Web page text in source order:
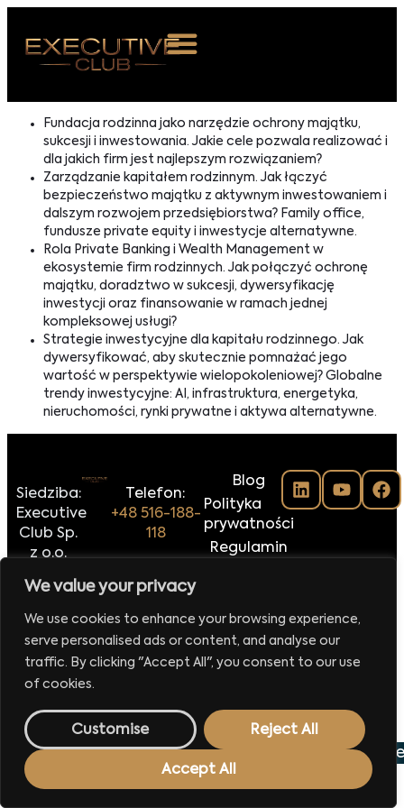
We value your privacy
We use cookies to enhance your browsing experience,
serve personalised ads or content, and analyse our
traffic. By clicking "Accept All", you consent to our use
of cookies.
Customise Reject All
Accept All
NAS
ROOM
DO NAS
Fundacja rodzinna jako narzędzie ochrony majątku,
sukcesji i inwestowania. Jakie cele pozwala realizować i
dla jakich firm jest najlepszym rozwiązaniem?
Zarządzanie kapitałem rodzinnym. Jak łączyć
bezpieczeństwo majątku z aktywnym inwestowaniem i
dalszym rozwojem przedsiębiorstwa? Family office,
fundusze private equity i inwestycje alternatywne.
Rola Private Banking i Wealth Management w
ekosystemie firm rodzinnych. Jak połączyć ochronę
majątku, doradztwo w sukcesji, dywersyfikację
inwestycji oraz finansowanie w ramach jednej
kompleksowej usługi?
Strategie inwestycyjne dla kapitału rodzinnego. Jak
dywersyfikować, aby skutecznie pomnażać jego
wartość w perspektywie wielopokoleniowej? Globalne
trendy inwestycyjne: AI, infrastruktura, energetyka,
nieruchomości, rynki prywatne i aktywa alternatywne.
Siedziba:
Executive
Club Sp.
z o.o.
Krucza
16/22
Telefon:
+48 516-188-
118
biuro@executiveclub.pl
Blog
Polityka
prywatności
Regulamin
Magazine
Kontakt
i EksportuVI EdycjaPałac Mała Wieś